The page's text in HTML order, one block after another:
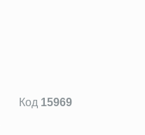
Код 15969